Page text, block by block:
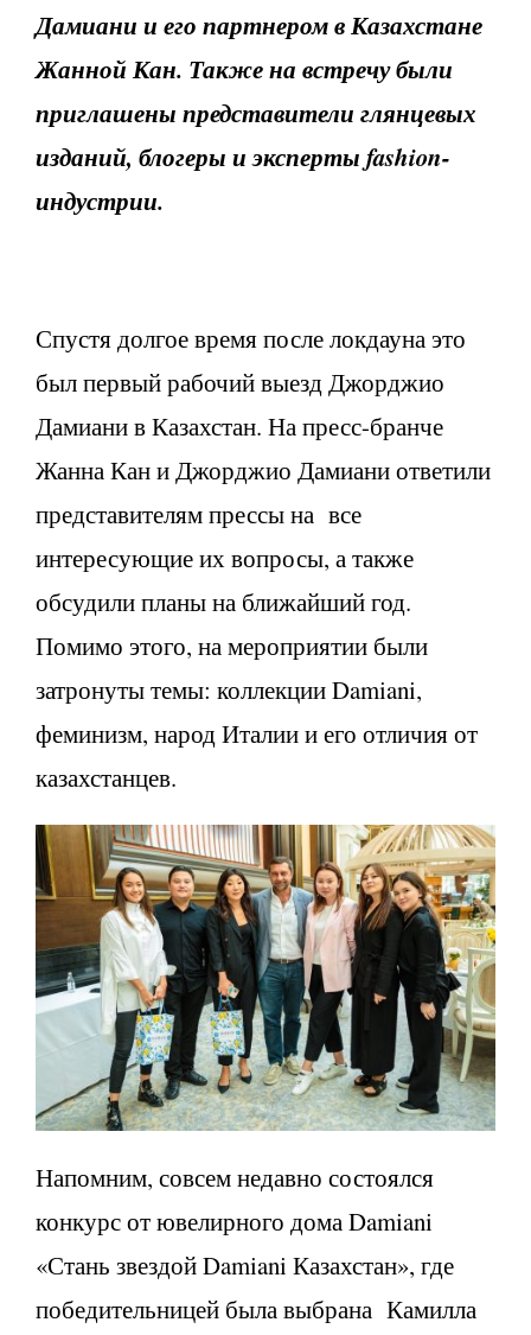
Дамиани и его партнером в Казахстане
Жанной Кан. Также на встречу были
приглашены представители глянцевых
изданий, блогеры и эксперты fashion-
индустрии.
Спустя долгое время после локдауна это
был первый рабочий выезд Джорджио
Дамиани в Казахстан. На пресс-бранче
Жанна Кан и Джорджио Дамиани ответили
представителям прессы на все
интересующие их вопросы, а также
обсудили планы на ближайший год.
Помимо этого, на мероприятии были
затронуты темы: коллекции Damiani,
феминизм, народ Италии и его отличия от
казахстанцев.
Напомним, совсем недавно состоялся
конкурс от ювелирного дома Damiani
«Стань звездой Damiani Казахстан», где
победительницей была выбрана Камилла